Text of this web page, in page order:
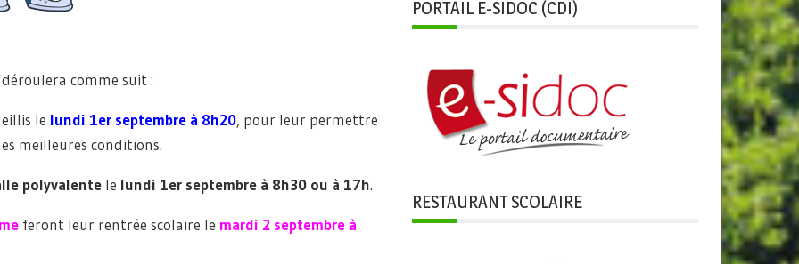
comme suit :
le lundi 1er septembre à 8h20, pour leur permettre
meilleures conditions.
polyvalente le lundi 1er septembre à 8h30 ou à 17h.
feront leur rentrée scolaire le mardi 2 septembre à
PORTAIL E-SIDOC (CDI)
RESTAURANT SCOLAIRE